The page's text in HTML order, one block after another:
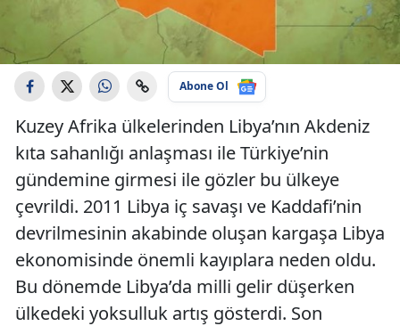
Abone Ol
Kuzey Afrika ülkelerinden Libya’nın Akdeniz
kıta sahanlığı anlaşması ile Türkiye’nin
gündemine girmesi ile gözler bu ülkeye
çevrildi. 2011 Libya iç savaşı ve Kaddafi’nin
devrilmesinin akabinde oluşan kargaşa Libya
ekonomisinde önemli kayıplara neden oldu.
Bu dönemde Libya’da milli gelir düşerken
ülkedeki yoksulluk artış gösterdi. Son